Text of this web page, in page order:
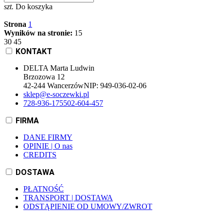
szt. Do koszyka
Strona 1
Wyników na stronie: 15
30 45
KONTAKT
DELTA Marta Ludwin
Brzozowa 12
42-244 WancerzówNIP: 949-036-02-06
sklep@e-soczewki.pl
728-936-175502-604-457
FIRMA
DANE FIRMY
OPINIE | O nas
CREDITS
DOSTAWA
PŁATNOŚĆ
TRANSPORT | DOSTAWA
ODSTĄPIENIE OD UMOWY/ZWROT